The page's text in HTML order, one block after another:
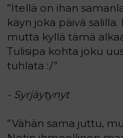
”Itellä on ihan
käyn joka päivä
mutta kyllä tämä
Tulisipa kohta joku
tuhlata :/”
- Syrjäytynyt
”Vähän sama juttu,